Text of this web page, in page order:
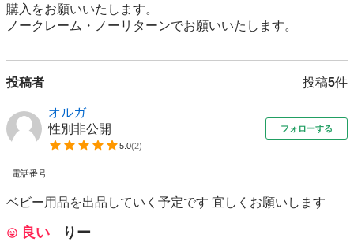
購入をお願いいたします。
ノークレーム・ノーリターンでお願いいたします。
投稿者 投稿5件
オルガ
性別非公開
5.0(2)
フォローする
電話番号
ベビー用品を出品していく予定です 宜しくお願いします
良い りー